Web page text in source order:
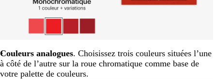
Couleurs analogues. Choisissez trois couleurs situées l’une
à côté de l’autre sur la roue chromatique comme base de
votre palette de couleurs.